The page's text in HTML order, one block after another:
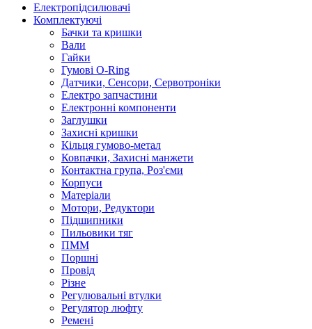
Електропідсилювачі
Комплектуючі
Бачки та кришки
Вали
Гайки
Гумові O-Ring
Датчики, Сенсори, Сервотроніки
Електро запчастини
Електронні компоненти
Заглушки
Захисні кришки
Кільця гумово-метал
Ковпачки, Захисні манжети
Контактна група, Роз'єми
Корпуси
Матеріали
Мотори, Редуктори
Підшипники
Пильовики тяг
ПММ
Поршні
Провід
Різне
Регулювальні втулки
Регулятор люфту
Ремені